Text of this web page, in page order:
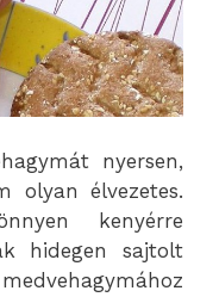
nyersen,
olyan élvezetes.
kenyérre
hidegen sajtolt